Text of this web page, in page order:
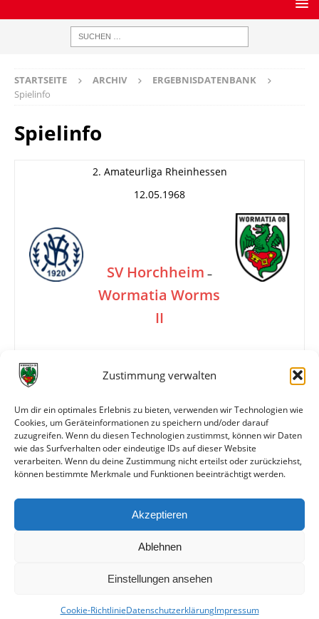
Zustimmung verwalten
Um dir ein optimales Erlebnis zu bieten, verwenden wir Technologien wie
Cookies, um Geräteinformationen zu speichern und/oder darauf
zuzugreifen. Wenn du diesen Technologien zustimmst, können wir Daten
wie das Surfverhalten oder eindeutige IDs auf dieser Website
verarbeiten. Wenn du deine Zustimmung nicht erteilst oder zurückziehst,
können bestimmte Merkmale und Funktionen beeinträchtigt werden.
Akzeptieren
Ablehnen
Einstellungen ansehen
Cookie-RichtlinieDatenschutzerklärungImpressum
STARTSEITE ARCHIV
ERGEBNISDATENBANK
Spielinfo
Spielinfo
2. Amateurliga Rheinhessen
12.05.1968
SV Horchheim –
Wormatia Worms
II
1:1
Tore
1:0 Machenheimer (58.)
1:1 Leger (73.)
Alle bisherigen Partien der beiden Mannschaften
anzeigen
© VfR Wormatia Worms